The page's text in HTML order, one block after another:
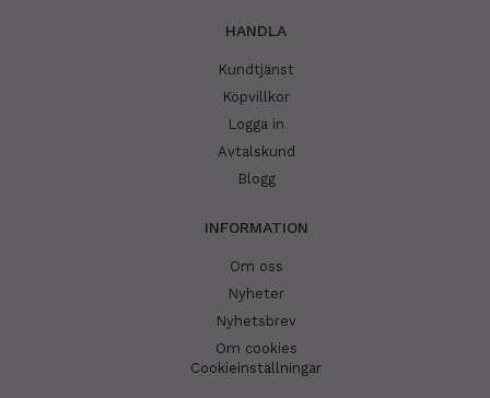
HANDLA
Kundtjänst
Köpvillkor
Logga in
Avtalskund
Blogg
INFORMATION
Om oss
Nyheter
Nyhetsbrev
Om cookies
Cookieinställningar